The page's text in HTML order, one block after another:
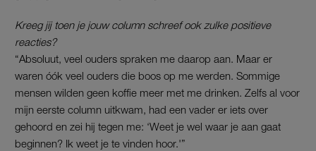
Kreeg jij toen je jouw column schreef ook zulke positieve
reacties?
“Absoluut, veel ouders spraken me daarop aan. Maar er
waren óók veel ouders die boos op me werden. Sommige
mensen wilden geen koffie meer met me drinken. Zelfs al voor
mijn eerste column uitkwam, had een vader er iets over
gehoord en zei hij tegen me: ‘Weet je wel waar je aan gaat
beginnen? Ik weet je te vinden hoor.'”